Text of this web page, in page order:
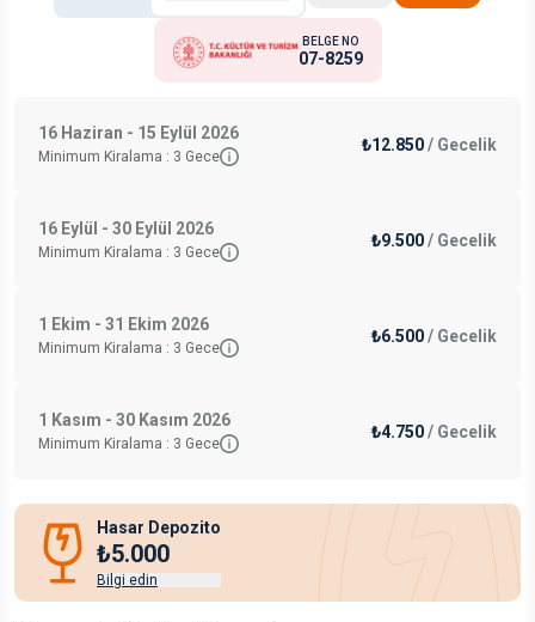
BELGE NO
07-8259
16 Haziran - 15 Eylül 2026
Minimum Kiralama : 3 Gece
₺12.850/ Gecelik
16 Eylül - 30 Eylül 2026
Minimum Kiralama : 3 Gece
₺9.500/ Gecelik
1 Ekim - 31 Ekim 2026
Minimum Kiralama : 3 Gece
₺6.500/ Gecelik
1 Kasım - 30 Kasım 2026
Minimum Kiralama : 3 Gece
₺4.750/ Gecelik
Hasar Depozito
₺5.000
Bilgi edin